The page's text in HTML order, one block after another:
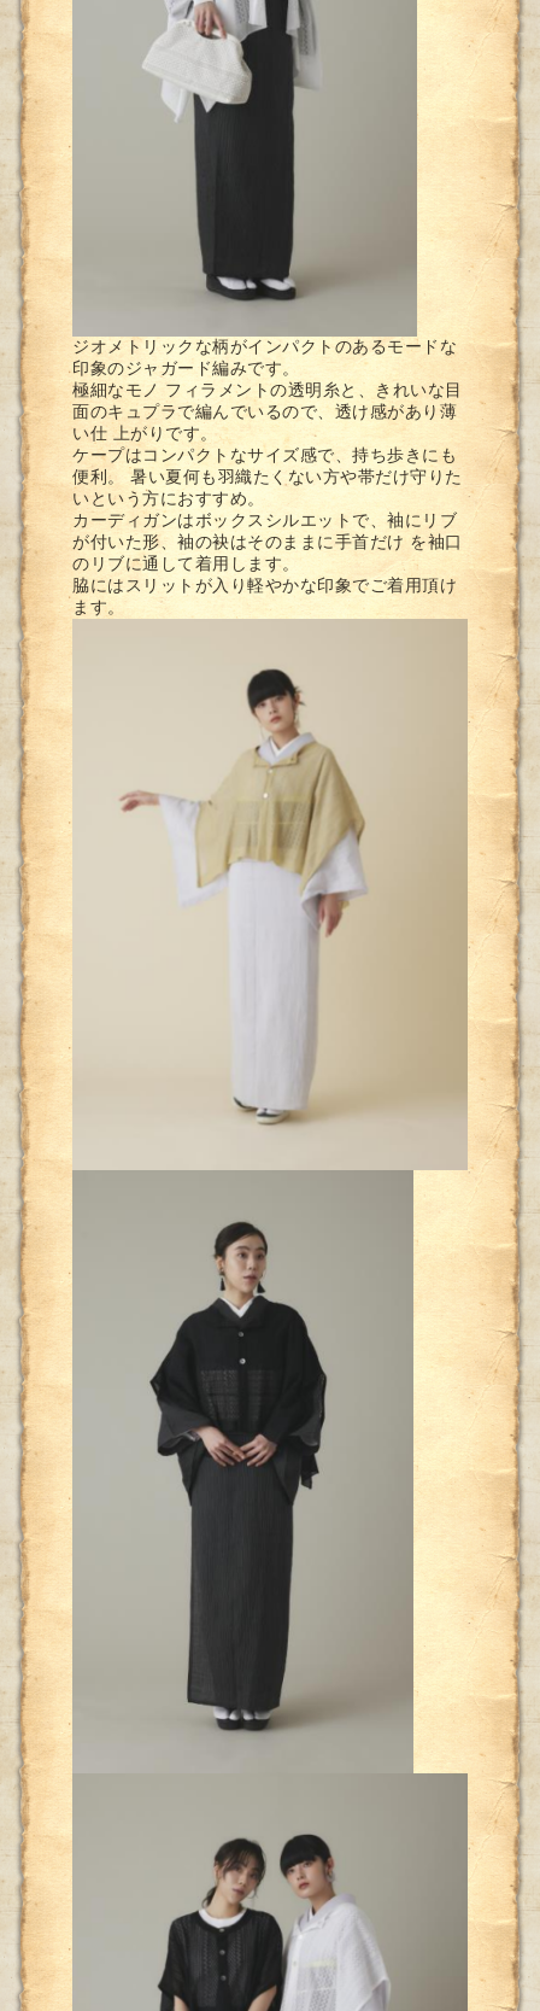
ジオメトリックな柄がインパクトのあるモードな
印象のジャガード編みです。
極細なモノ フィラメントの透明糸と、きれいな目
面のキュプラで編んでいるので、透け感があり薄
い仕 上がりです。
ケープはコンパクトなサイズ感で、持ち歩きにも
便利。 暑い夏何も羽織たくない方や帯だけ守りた
いという方におすすめ。
カーディガンはボックスシルエットで、袖にリブ
が付いた形、袖の袂はそのままに手首だけ を袖口
のリブに通して着用します。
脇にはスリットが入り軽やかな印象でご着用頂け
ます。